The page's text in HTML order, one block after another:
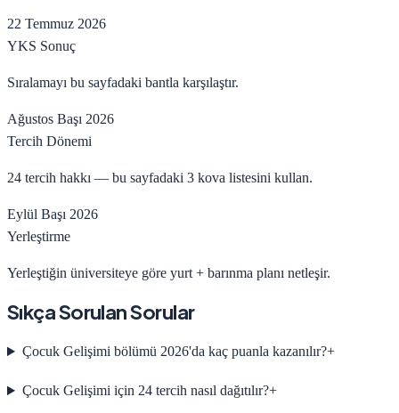
22 Temmuz 2026
YKS Sonuç
Sıralamayı bu sayfadaki bantla karşılaştır.
Ağustos Başı 2026
Tercih Dönemi
24 tercih hakkı — bu sayfadaki 3 kova listesini kullan.
Eylül Başı 2026
Yerleştirme
Yerleştiğin üniversiteye göre yurt + barınma planı netleşir.
Sıkça Sorulan Sorular
Çocuk Gelişimi bölümü 2026'da kaç puanla kazanılır?+
Çocuk Gelişimi için 24 tercih nasıl dağıtılır?+